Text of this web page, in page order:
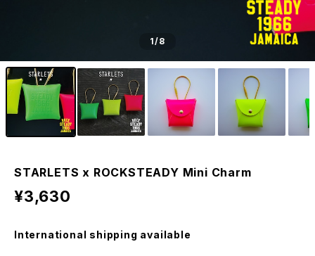
1/8
STARLETS x ROCKSTEADY Mini Charm
¥3,630
International shipping available